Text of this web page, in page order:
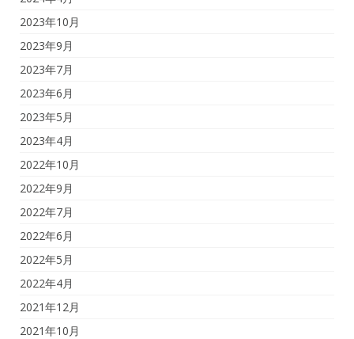
2023年10月
2023年9月
2023年7月
2023年6月
2023年5月
2023年4月
2022年10月
2022年9月
2022年7月
2022年6月
2022年5月
2022年4月
2021年12月
2021年10月